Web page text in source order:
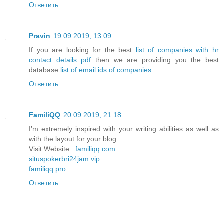
Ответить
Pravin 19.09.2019, 13:09
If you are looking for the best list of companies with hr
contact details pdf then we are providing you the best
database list of email ids of companies
Ответить
FamiliQQ 20.09.2019, 21:18
I’m extremely inspired with your writing abilities as well as
with the layout for your blog..
Visit Website : familiqq.com
situspokerbri24jam.vip
familiqq.pro
Ответить